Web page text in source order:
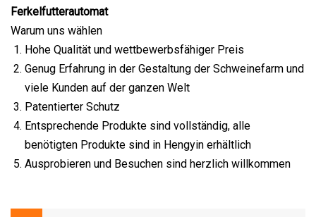
Ferkelfutterautomat
Warum uns wählen
Hohe Qualität und wettbewerbsfähiger Preis
Genug Erfahrung in der Gestaltung der Schweinefarm und
viele Kunden auf der ganzen Welt
Patentierter Schutz
Entsprechende Produkte sind vollständig, alle
benötigten Produkte sind in Hengyin erhältlich
Ausprobieren und Besuchen sind herzlich willkommen